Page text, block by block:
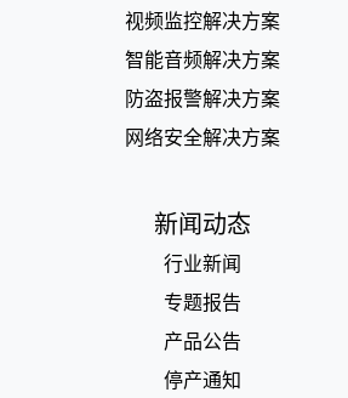
视频监控解决方案
智能音频解决方案
防盗报警解决方案
网络安全解决方案
新闻动态
行业新闻
专题报告
产品公告
停产通知